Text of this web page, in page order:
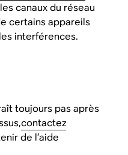
canaux du réseau
certains appareils
interférences.
toujours pas après
contactez
de l’aide